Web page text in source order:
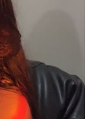
are here to
you are a
Adhikari Salary